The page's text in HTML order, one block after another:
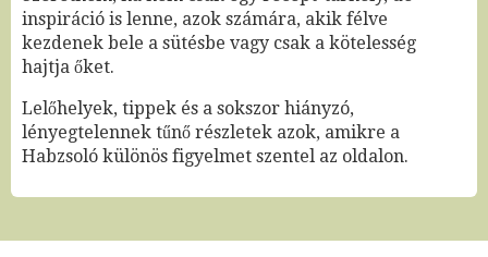
inspiráció is lenne, azok számára, akik félve
kezdenek bele a sütésbe vagy csak a kötelesség
hajtja őket.
Lelőhelyek, tippek és a sokszor hiányzó,
lényegtelennek tűnő részletek azok, amikre a
Habzsoló különös figyelmet szentel az oldalon.